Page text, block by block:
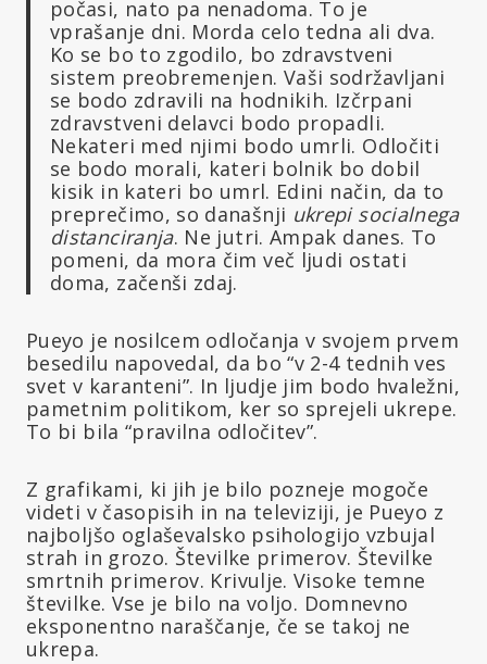
počasi, nato pa nenadoma. To je
vprašanje dni. Morda celo tedna ali dva.
Ko se bo to zgodilo, bo zdravstveni
sistem preobremenjen. Vaši sodržavljani
se bodo zdravili na hodnikih. Izčrpani
zdravstveni delavci bodo propadli.
Nekateri med njimi bodo umrli. Odločiti
se bodo morali, kateri bolnik bo dobil
kisik in kateri bo umrl. Edini način, da to
preprečimo, so današnji ukrepi socialnega
distanciranja. Ne jutri. Ampak danes. To
pomeni, da mora čim več ljudi ostati
doma, začenši zdaj.
Pueyo je nosilcem odločanja v svojem prvem
besedilu napovedal, da bo “v 2-4 tednih ves
svet v karanteni”. In ljudje jim bodo hvaležni,
pametnim politikom, ker so sprejeli ukrepe.
To bi bila “pravilna odločitev”.
Z grafikami, ki jih je bilo pozneje mogoče
videti v časopisih in na televiziji, je Pueyo z
najboljšo oglaševalsko psihologijo vzbujal
strah in grozo. Številke primerov. Številke
smrtnih primerov. Krivulje. Visoke temne
številke. Vse je bilo na voljo. Domnevno
eksponentno naraščanje, če se takoj ne
ukrepa.